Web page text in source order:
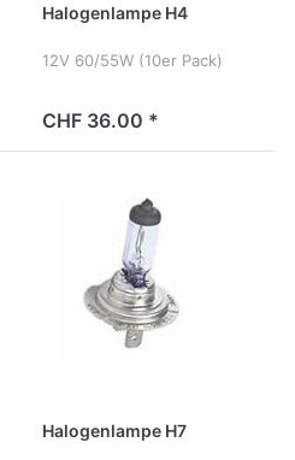
Halogenlampe H4
12V 60/55W (10er Pack)
CHF 36.00 *
Halogenlampe H7